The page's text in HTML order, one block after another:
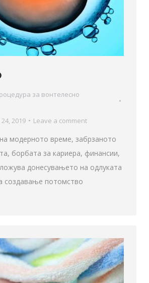
за вонтелесно
24, 2019 Leave a comment
модерното време, забрзаното
борбата за кариера, финансии,
донесувањето на одлуката
создавање потомство